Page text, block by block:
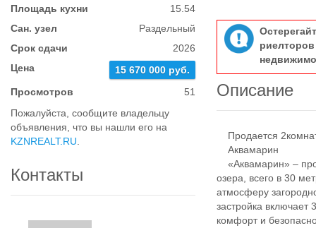
Площадь кухни
15.54
Сан. узел
Раздельный
Срок сдачи
2026
Цена
15 670 000 руб.
Просмотров
51
Пожалуйста, сообщите владельцу
объявления, что вы нашли его на
KZNREALT.RU
Контакты
Описание
Продается
Аквамарин
«Аквамарин» –
озера, всего в 30
атмосферу
застройка
комфорт и